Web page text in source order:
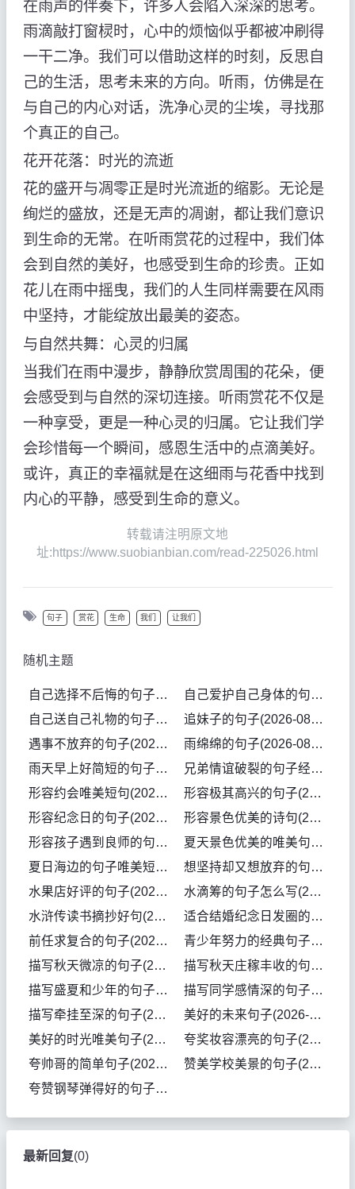
在雨声的伴奏下，许多人会陷入深深的思考。
雨滴敲打窗棂时，心中的烦恼似乎都被冲刷得
一干二净。我们可以借助这样的时刻，反思自
己的生活，思考未来的方向。听雨，仿佛是在
与自己的内心对话，洗净心灵的尘埃，寻找那
个真正的自己。
花开花落：时光的流逝
花的盛开与凋零正是时光流逝的缩影。无论是
绚烂的盛放，还是无声的凋谢，都让我们意识
到生命的无常。在听雨赏花的过程中，我们体
会到自然的美好，也感受到生命的珍贵。正如
花儿在雨中摇曳，我们的人生同样需要在风雨
中坚持，才能绽放出最美的姿态。
与自然共舞：心灵的归属
当我们在雨中漫步，静静欣赏周围的花朵，便
会感受到与自然的深切连接。听雨赏花不仅是
一种享受，更是一种心灵的归属。它让我们学
会珍惜每一个瞬间，感恩生活中的点滴美好。
或许，真正的幸福就是在这细雨与花香中找到
内心的平静，感受到生命的意义。
转载请注明原文地
址:https://www.suobianbian.com/read-225026.html
句子 赏花 生命 我们 让我们
随机主题
自己选择不后悔的句子(2026-08-06句子)
自己爱护自己身体的句子(2026-08-06句子)
自己送自己礼物的句子怎么发(2026-08-06句子)
追妹子的句子(2026-08-06句子)
遇事不放弃的句子(2026-08-04句子)
雨绵绵的句子(2026-08-04句子)
雨天早上好简短的句子(2026-08-04句子)
兄弟情谊破裂的句子经典(2026-08-03句子)
形容约会唯美短句(2026-08-03句子)
形容极其高兴的句子(2026-08-02句子)
形容纪念日的句子(2026-08-02句子)
形容景色优美的诗句(2026-08-02句子)
形容孩子遇到良师的句子(2026-08-02句子)
夏天景色优美的唯美句子(2026-08-01句子)
夏日海边的句子唯美短句(2026-08-01句子)
想坚持却又想放弃的句子(2026-08-01句子)
水果店好评的句子(2026-07-31句子)
水滴筹的句子怎么写(2026-07-31句子)
水浒传读书摘抄好句(2026-07-31句子)
适合结婚纪念日发圈的句子(2026-07-31句子)
前任求复合的句子(2026-07-30句子)
青少年努力的经典句子(2026-07-30句子)
描写秋天微凉的句子(2026-07-29句子)
描写秋天庄稼丰收的句子(2026-07-29句子)
描写盛夏和少年的句子(2026-07-29句子)
描写同学感情深的句子(2026-07-29句子)
描写牵挂至深的句子(2026-07-29句子)
美好的未来句子(2026-07-28句子)
美好的时光唯美句子(2026-07-28句子)
夸奖妆容漂亮的句子(2026-07-27句子)
夸帅哥的简单句子(2026-07-27句子)
赞美学校美景的句子(2026-07-27句子)
夸赞钢琴弹得好的句子(2026-07-27句子)
最新回复(0)